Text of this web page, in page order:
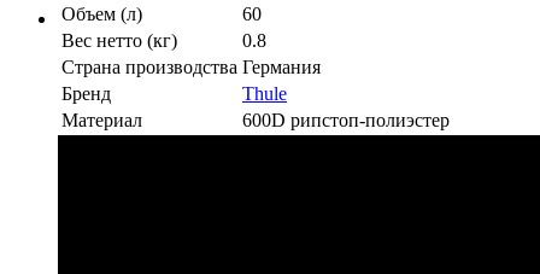
Объем (л)
60
Вес нетто (кг)
0.8
Страна производства Германия
Бренд
Thule
Материал
600D рипстоп-полиэстер